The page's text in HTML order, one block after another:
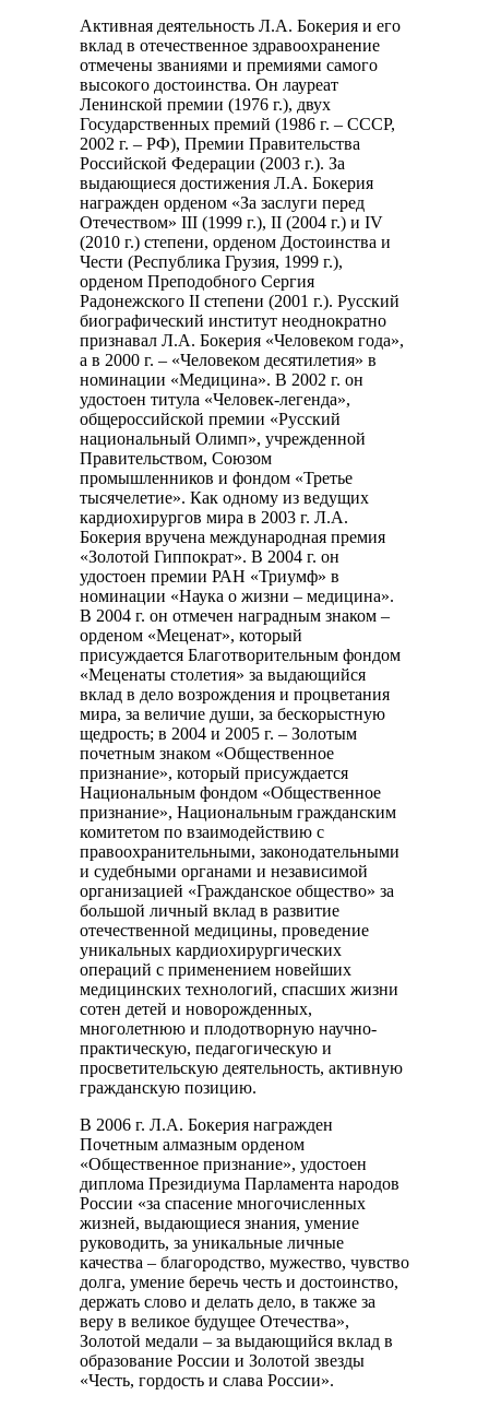
Активная деятельность Л.А. Бокерия и его
вклад в отечественное здравоохранение
отмечены званиями и премиями самого
высокого достоинства. Он лауреат
Ленинской премии (1976 г.), двух
Государственных премий (1986 г. – СССР,
2002 г. – РФ), Премии Правительства
Российской Федерации (2003 г.). За
выдающиеся достижения Л.А. Бокерия
награжден орденом «За заслуги перед
Отечеством» III (1999 г.), II (2004 г.) и IV
(2010 г.) степени, орденом Достоинства и
Чести (Республика Грузия, 1999 г.),
орденом Преподобного Сергия
Радонежского II степени (2001 г.). Русский
биографический институт неоднократно
признавал Л.А. Бокерия «Человеком года»,
а в 2000 г. – «Человеком десятилетия» в
номинации «Медицина». В 2002 г. он
удостоен титула «Человек-легенда»,
общероссийской премии «Русский
национальный Олимп», учрежденной
Правительством, Союзом
промышленников и фондом «Третье
тысячелетие». Как одному из ведущих
кардиохирургов мира в 2003 г. Л.А.
Бокерия вручена международная премия
«Золотой Гиппократ». В 2004 г. он
удостоен премии РАН «Триумф» в
номинации «Наука о жизни – медицина».
В 2004 г. он отмечен наградным знаком –
орденом «Меценат», который
присуждается Благотворительным фондом
«Меценаты столетия» за выдающийся
вклад в дело возрождения и процветания
мира, за величие души, за бескорыстную
щедрость; в 2004 и 2005 г. – Золотым
почетным знаком «Общественное
признание», который присуждается
Национальным фондом «Общественное
признание», Национальным гражданским
комитетом по взаимодействию с
правоохранительными, законодательными
и судебными органами и независимой
организацией «Гражданское общество» за
большой личный вклад в развитие
отечественной медицины, проведение
уникальных кардиохирургических
операций с применением новейших
медицинских технологий, спасших жизни
сотен детей и новорожденных,
многолетнюю и плодотворную научно-
практическую, педагогическую и
просветительскую деятельность, активную
гражданскую позицию.
В 2006 г. Л.А. Бокерия награжден
Почетным алмазным орденом
«Общественное признание», удостоен
диплома Президиума Парламента народов
России «за спасение многочисленных
жизней, выдающиеся знания, умение
руководить, за уникальные личные
качества – благородство, мужество, чувство
долга, умение беречь честь и достоинство,
держать слово и делать дело, в также за
веру в великое будущее Отечества»,
Золотой медали – за выдающийся вклад в
образование России и Золотой звезды
«Честь, гордость и слава России».